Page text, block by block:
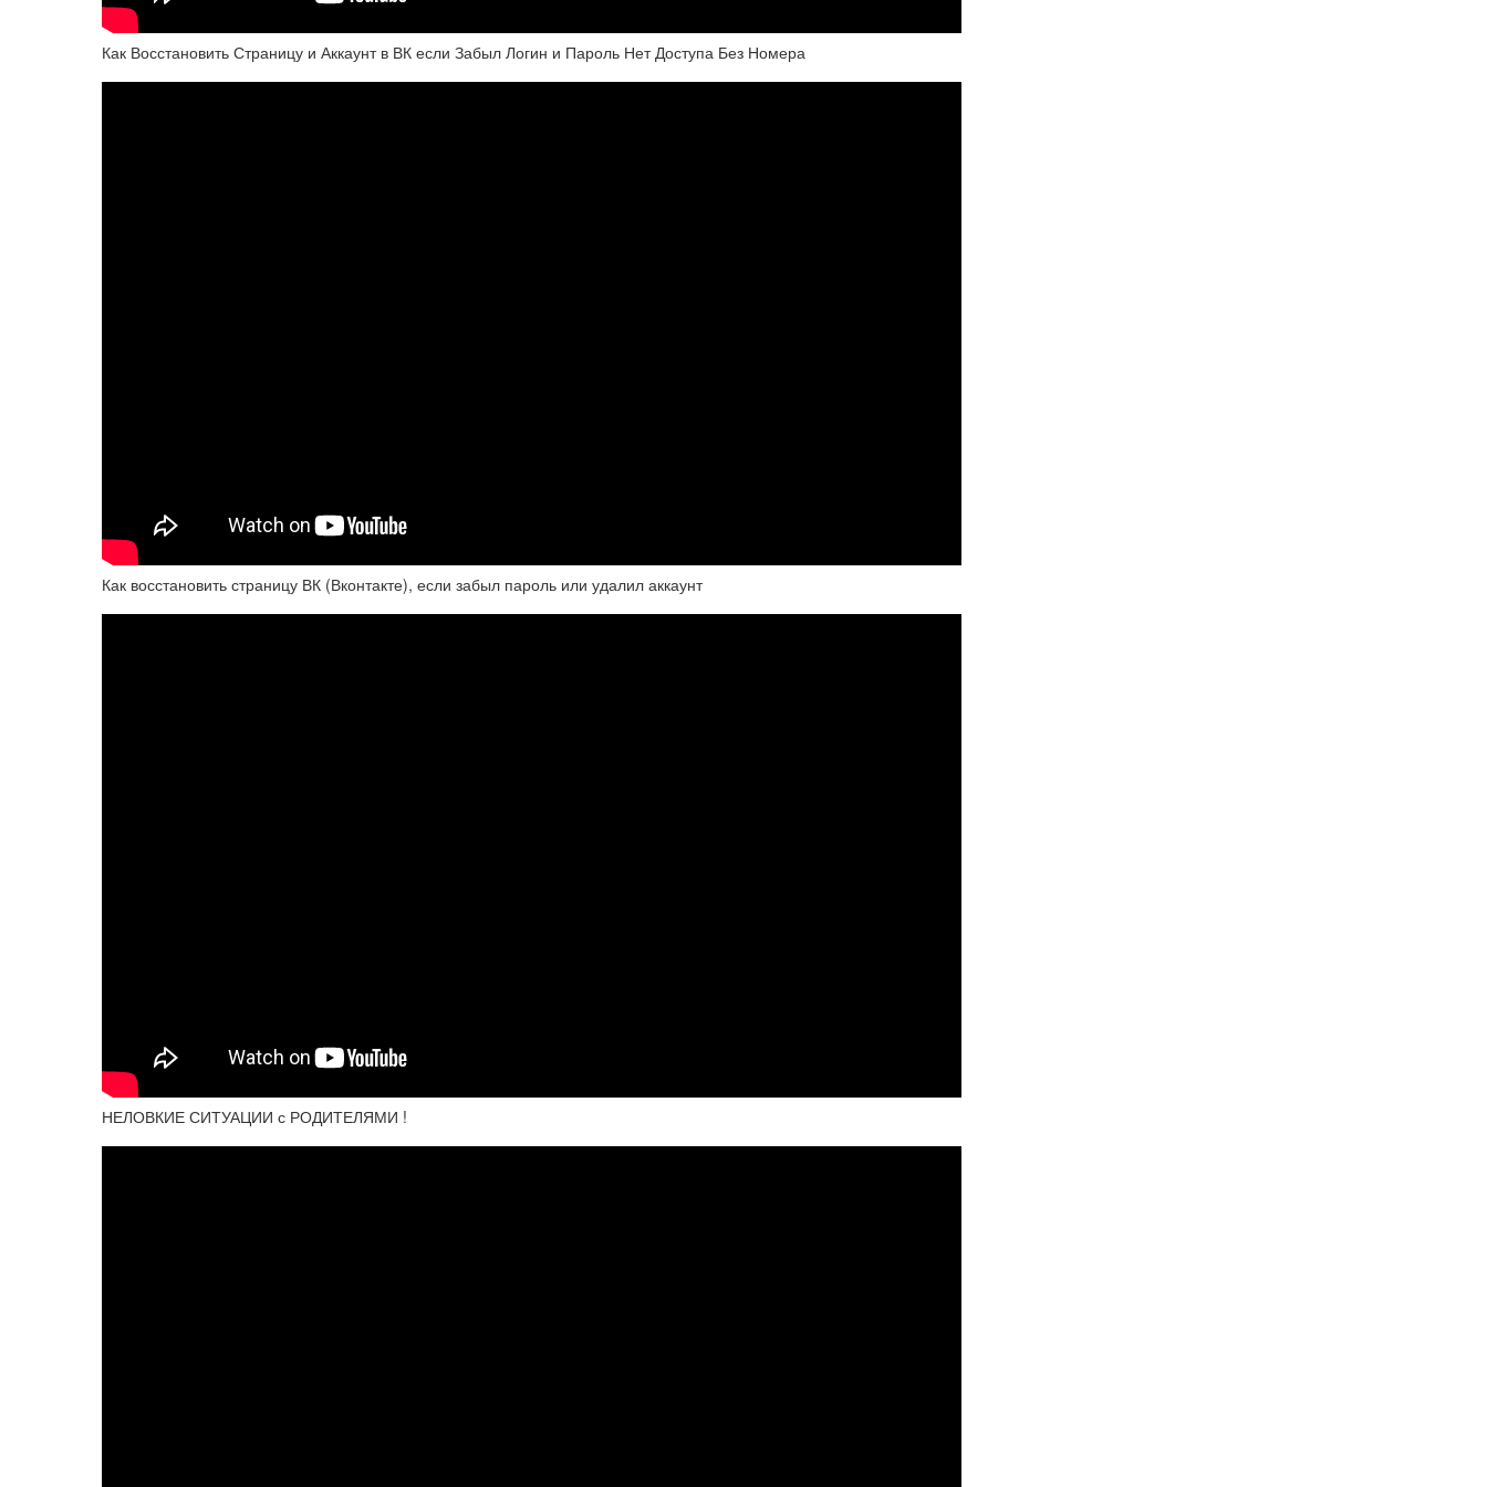
Как Восстановить Страницу и Аккаунт в ВК если Забыл Логин и Пароль Нет Доступа Без Номера
Как восстановить страницу ВК (Вконтакте), если забыл пароль или удалил аккаунт
НЕЛОВКИЕ СИТУАЦИИ с РОДИТЕЛЯМИ !